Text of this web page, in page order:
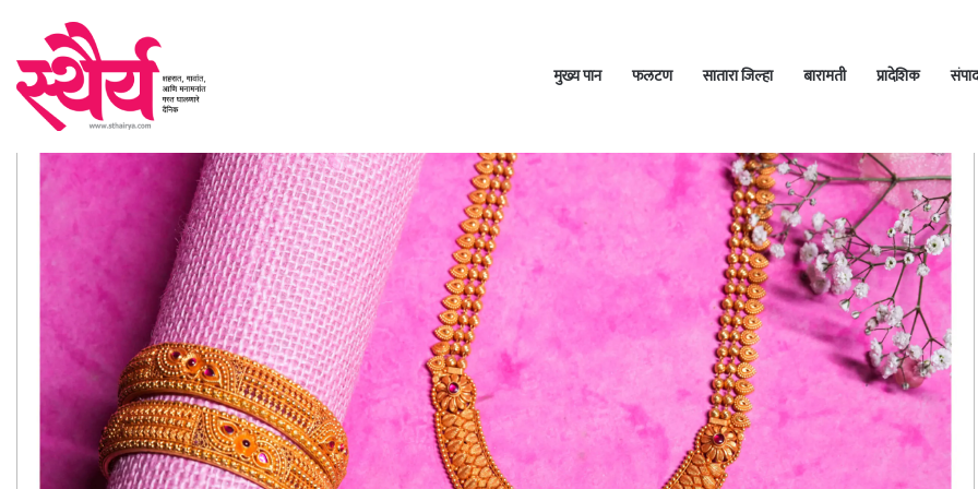
मुख्य पान फलटण सातारा जिल्हा बारामती प्रादेशिक